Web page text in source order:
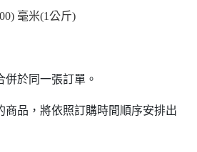
毫米(1公斤)
於同一張訂單。
商品，將依照訂購時間順序安排出